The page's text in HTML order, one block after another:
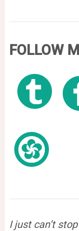
FOLLOW
I just can’t